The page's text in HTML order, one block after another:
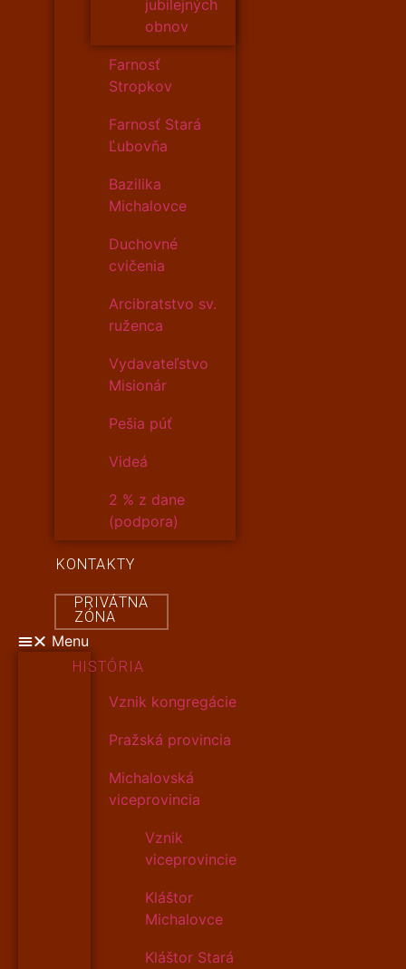
jubilejných
obnov
Farnosť
Stropkov
Farnosť Stará
Ľubovňa
Bazilika
Michalovce
Duchovné
cvičenia
Arcibratstvo sv.
ruženca
Vydavateľstvo
Misionár
Pešia púť
Videá
2 % z dane
(podpora)
KONTAKTY
PRIVÁTNA
ZÓNA
Menu
HISTÓRIA
Vznik kongregácie
Pražská provincia
Michalovská
viceprovincia
Vznik
viceprovincie
Kláštor
Michalovce
Kláštor Stará